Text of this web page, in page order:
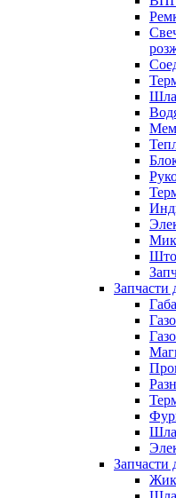
Запчасти
Запчасти